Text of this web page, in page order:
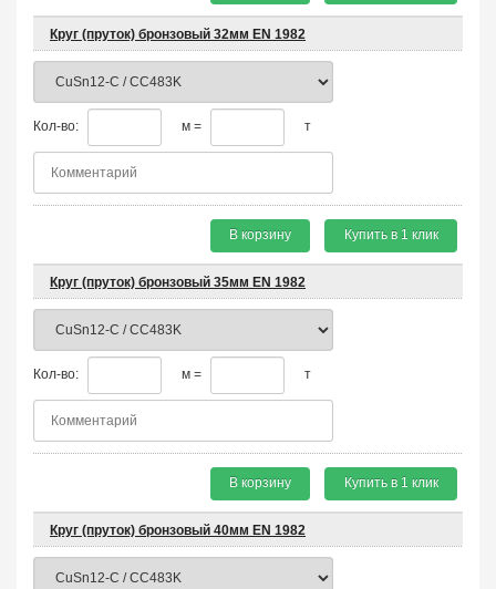
Круг (пруток) бронзовый 32мм EN 1982
Кол-во: м = т
В корзину Купить в 1 клик
Круг (пруток) бронзовый 35мм EN 1982
Кол-во: м = т
В корзину Купить в 1 клик
Круг (пруток) бронзовый 40мм EN 1982